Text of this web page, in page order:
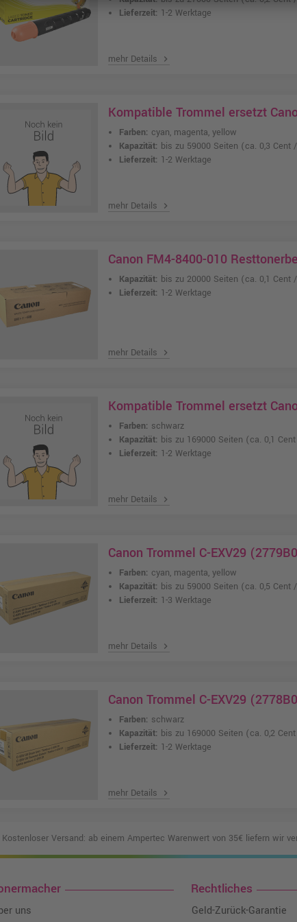
Lieferzeit: 1-2 Werktage
mehr Details chevron_right
Kompatible Trommel ersetzt
Farben: cyan, magenta, yellow
Kapazität: bis zu 59000 Seiten (ca. 0,3 Cent
Lieferzeit: 1-2 Werktage
mehr Details chevron_right
Canon FM4-8400-010
Kapazität: bis zu 20000 Seiten (ca. 0,1 Cent
Lieferzeit: 1-2 Werktage
mehr Details chevron_right
Kompatible Trommel ersetzt
Farben: schwarz
Kapazität: bis zu 169000 Seiten (ca. 0,1
Lieferzeit: 1-2 Werktage
mehr Details chevron_right
Canon Trommel C-EXV29
Farben: cyan, magenta, yellow
Kapazität: bis zu 59000 Seiten (ca. 0,5 Cent
Lieferzeit: 1-3 Werktage
mehr Details chevron_right
Canon Trommel C-EXV29
Farben: schwarz
Kapazität: bis zu 169000 Seiten (ca. 0,2
Lieferzeit: 1-2 Werktage
mehr Details chevron_right
Kostenloser Versand: ab einem Ampertec Warenwert von 35€ liefern wir
uns
Rechtliches
Geld-Zurück-Garantie